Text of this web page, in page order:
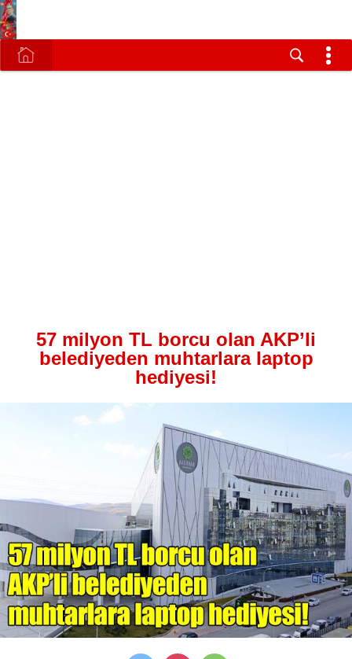
57 milyon TL borcu olan AKP’li
belediyeden muhtarlara laptop
hediyesi!